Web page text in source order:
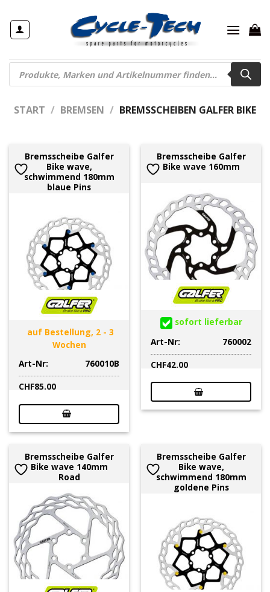
Inhalt
springen
Products
search
START / BREMSEN / BREMSSCHEIBEN GALFER BIKE
Bremsscheibe Galfer
Bike wave,
schwimmend 180mm
blaue Pins
auf Bestellung, 2 - 3
Wochen
Art-Nr:
760010B
CHF85.00
Bremsscheibe Galfer
Bike wave 160mm
sofort lieferbar
Art-Nr:
760002
CHF42.00
Bremsscheibe Galfer
Bike wave 140mm
Road
Bremsscheibe Galfer
Bike wave,
schwimmend 180mm
goldene Pins